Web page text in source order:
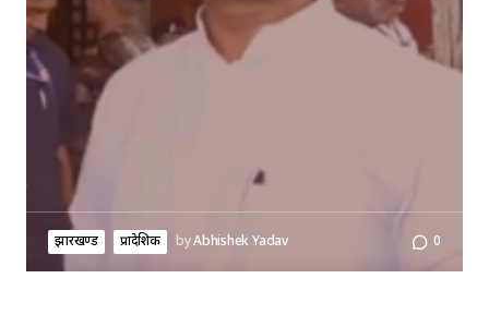
झारखण्ड प्रादेशिक byAbhishek Yadav 0